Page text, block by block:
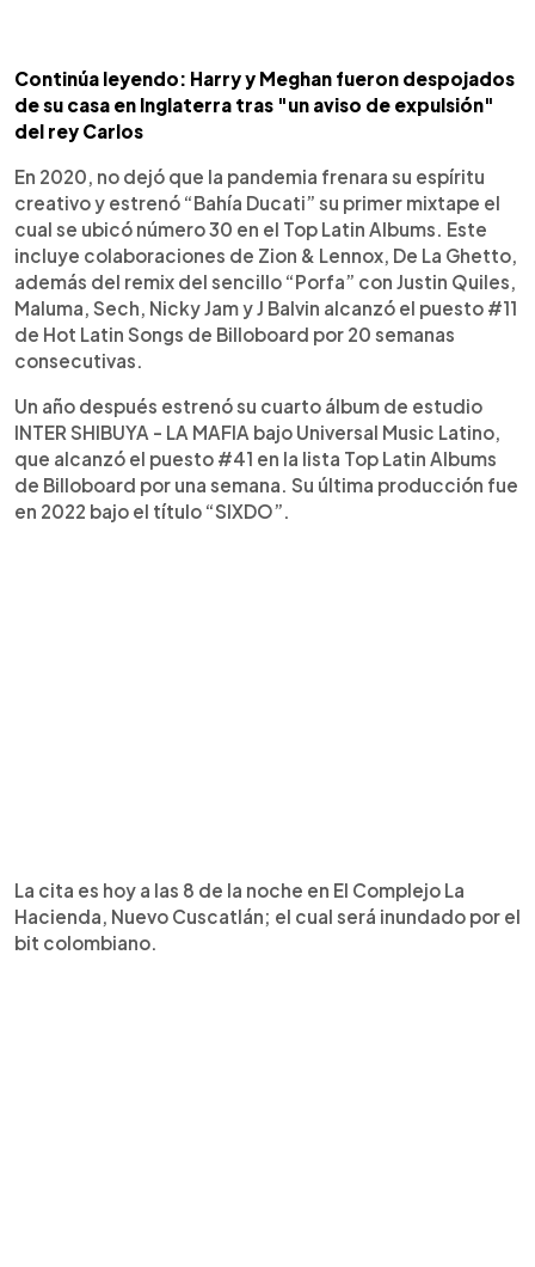
Continúa leyendo: Harry y Meghan fueron despojados
de su casa en Inglaterra tras "un aviso de expulsión"
del rey Carlos
En 2020, no dejó que la pandemia frenara su espíritu
creativo y estrenó “Bahía Ducati” su primer mixtape el
cual se ubicó número 30 en el Top Latin Albums. Este
incluye colaboraciones de Zion & Lennox, De La Ghetto,​
además del remix del sencillo “Porfa” con Justin Quiles,
Maluma, Sech, Nicky Jam y J Balvin alcanzó el puesto #11
de Hot Latin Songs de Billoboard por 20 semanas
consecutivas.
Un año después estrenó su cuarto álbum de estudio
INTER SHIBUYA - LA MAFIA bajo Universal Music Latino,
que alcanzó el puesto #41 en la lista Top Latin Albums
de Billoboard por una semana. Su última producción fue
en 2022 bajo el título “SIXDO”.
La cita es hoy a las 8 de la noche en El Complejo La
Hacienda, Nuevo Cuscatlán; el cual será inundado por el
bit colombiano.